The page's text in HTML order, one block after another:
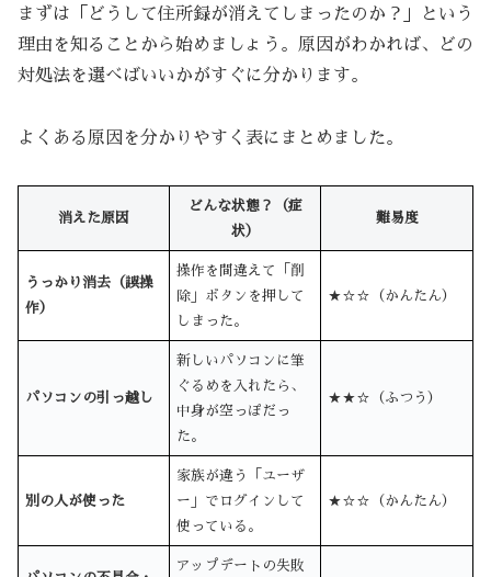
まずは「どうして住所録が消えてしまったのか？」という
理由を知ることから始めましょう。原因がわかれば、どの
対処法を選べばいいかがすぐに分かります。
よくある原因を分かりやすく表にまとめました。
消えた原因
どんな状態？（症
状）
難易度
うっかり消去（誤操
作）
操作を間違えて「削
除」ボタンを押して
しまった。
★☆☆（かんたん）
パソコンの引っ越し
新しいパソコンに筆
ぐるめを入れたら、
中身が空っぽだっ
た。
★★☆（ふつう）
別の人が使った
家族が違う「ユーザ
ー」でログインして
使っている。
★☆☆（かんたん）
アップデートの失敗